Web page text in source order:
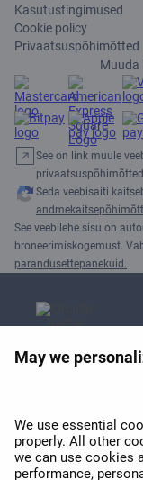
May we
We use essential
properly. All other
we can use cookies
performance,
Kasutustingimused
Cookie policy
Privaatsuspõhimõtted
Muuda
See on link muule
Seda veebisaiti
See veebilehe sisu on
broneerimiskogemust.
parandusettepanekuid.
Wi-Fi